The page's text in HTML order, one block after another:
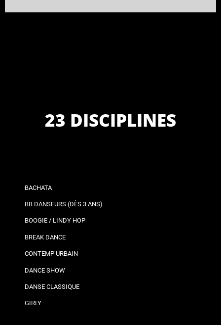
23 DISCIPLINES
BACHATA
BB DANSEURS (DÈS 3 ANS)
BOOGIE / LINDY HOP
BREAK DANCE
CONTEMP’URBAIN
DANCE SHOW
DANSE CLASSIQUE
GIRLY